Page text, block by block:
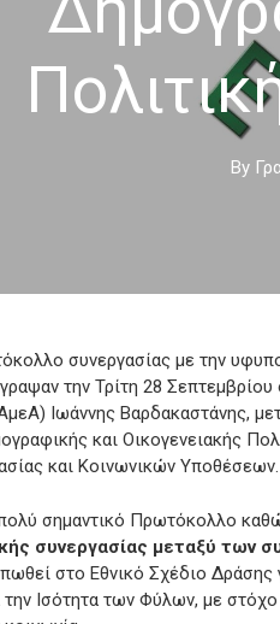
ESC to close
By
συνεργασίας με την
την Τρίτη 28
Ιωάννης Βαρδακαστάνης,
και Οικογενειακής
και Κοινωνικών Υποθέσεων.
πολύ σημαντικό Πρωτόκολλο
συνεργασίας μεταξύ των
στο Εθνικό Σχέδιο Δράσης
Ισότητα των Φύλων, με